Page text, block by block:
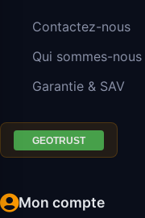
Contactez-nous
Qui sommes-nous
Garantie & SAV
Mon compte